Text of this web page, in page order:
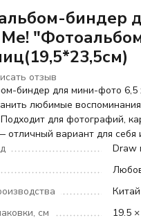
биндер
отзыв
биндер для мини-фото
любимые
для фотографий,
отличный вариант для себя
Draw
Китай
см
19.5